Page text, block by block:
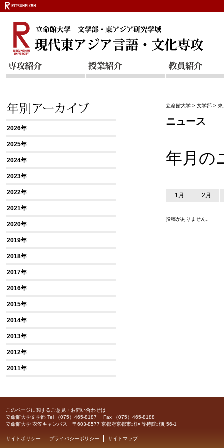
立命館大学 > 文学部 > 東
ニュース
年月の
1月 2月
投稿がありません。
2026年
2025年
2024年
2023年
2022年
2021年
2020年
2019年
2018年
2017年
2016年
2015年
2014年
2013年
2012年
2011年
このページに関するご意見・お問い合わせは
立命館大学文学部 Tel （075）465-8187 Fax （075）465-8188
立命館大学 衣笠キャンパス 〒603-8577 京都府京都市北区等持院北町56-1
サイトポリシー プライバシーポリシー サイトマップ